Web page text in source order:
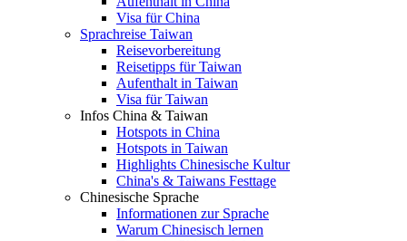
Visa für China
Sprachreise Taiwan
Reisevorbereitung
Reisetipps für Taiwan
Aufenthalt in Taiwan
Visa für Taiwan
Infos China & Taiwan
Hotspots in China
Hotspots in Taiwan
Highlights Chinesische Kultur
China's & Taiwans Festtage
Chinesische Sprache
Informationen zur Sprache
Warum Chinesisch lernen